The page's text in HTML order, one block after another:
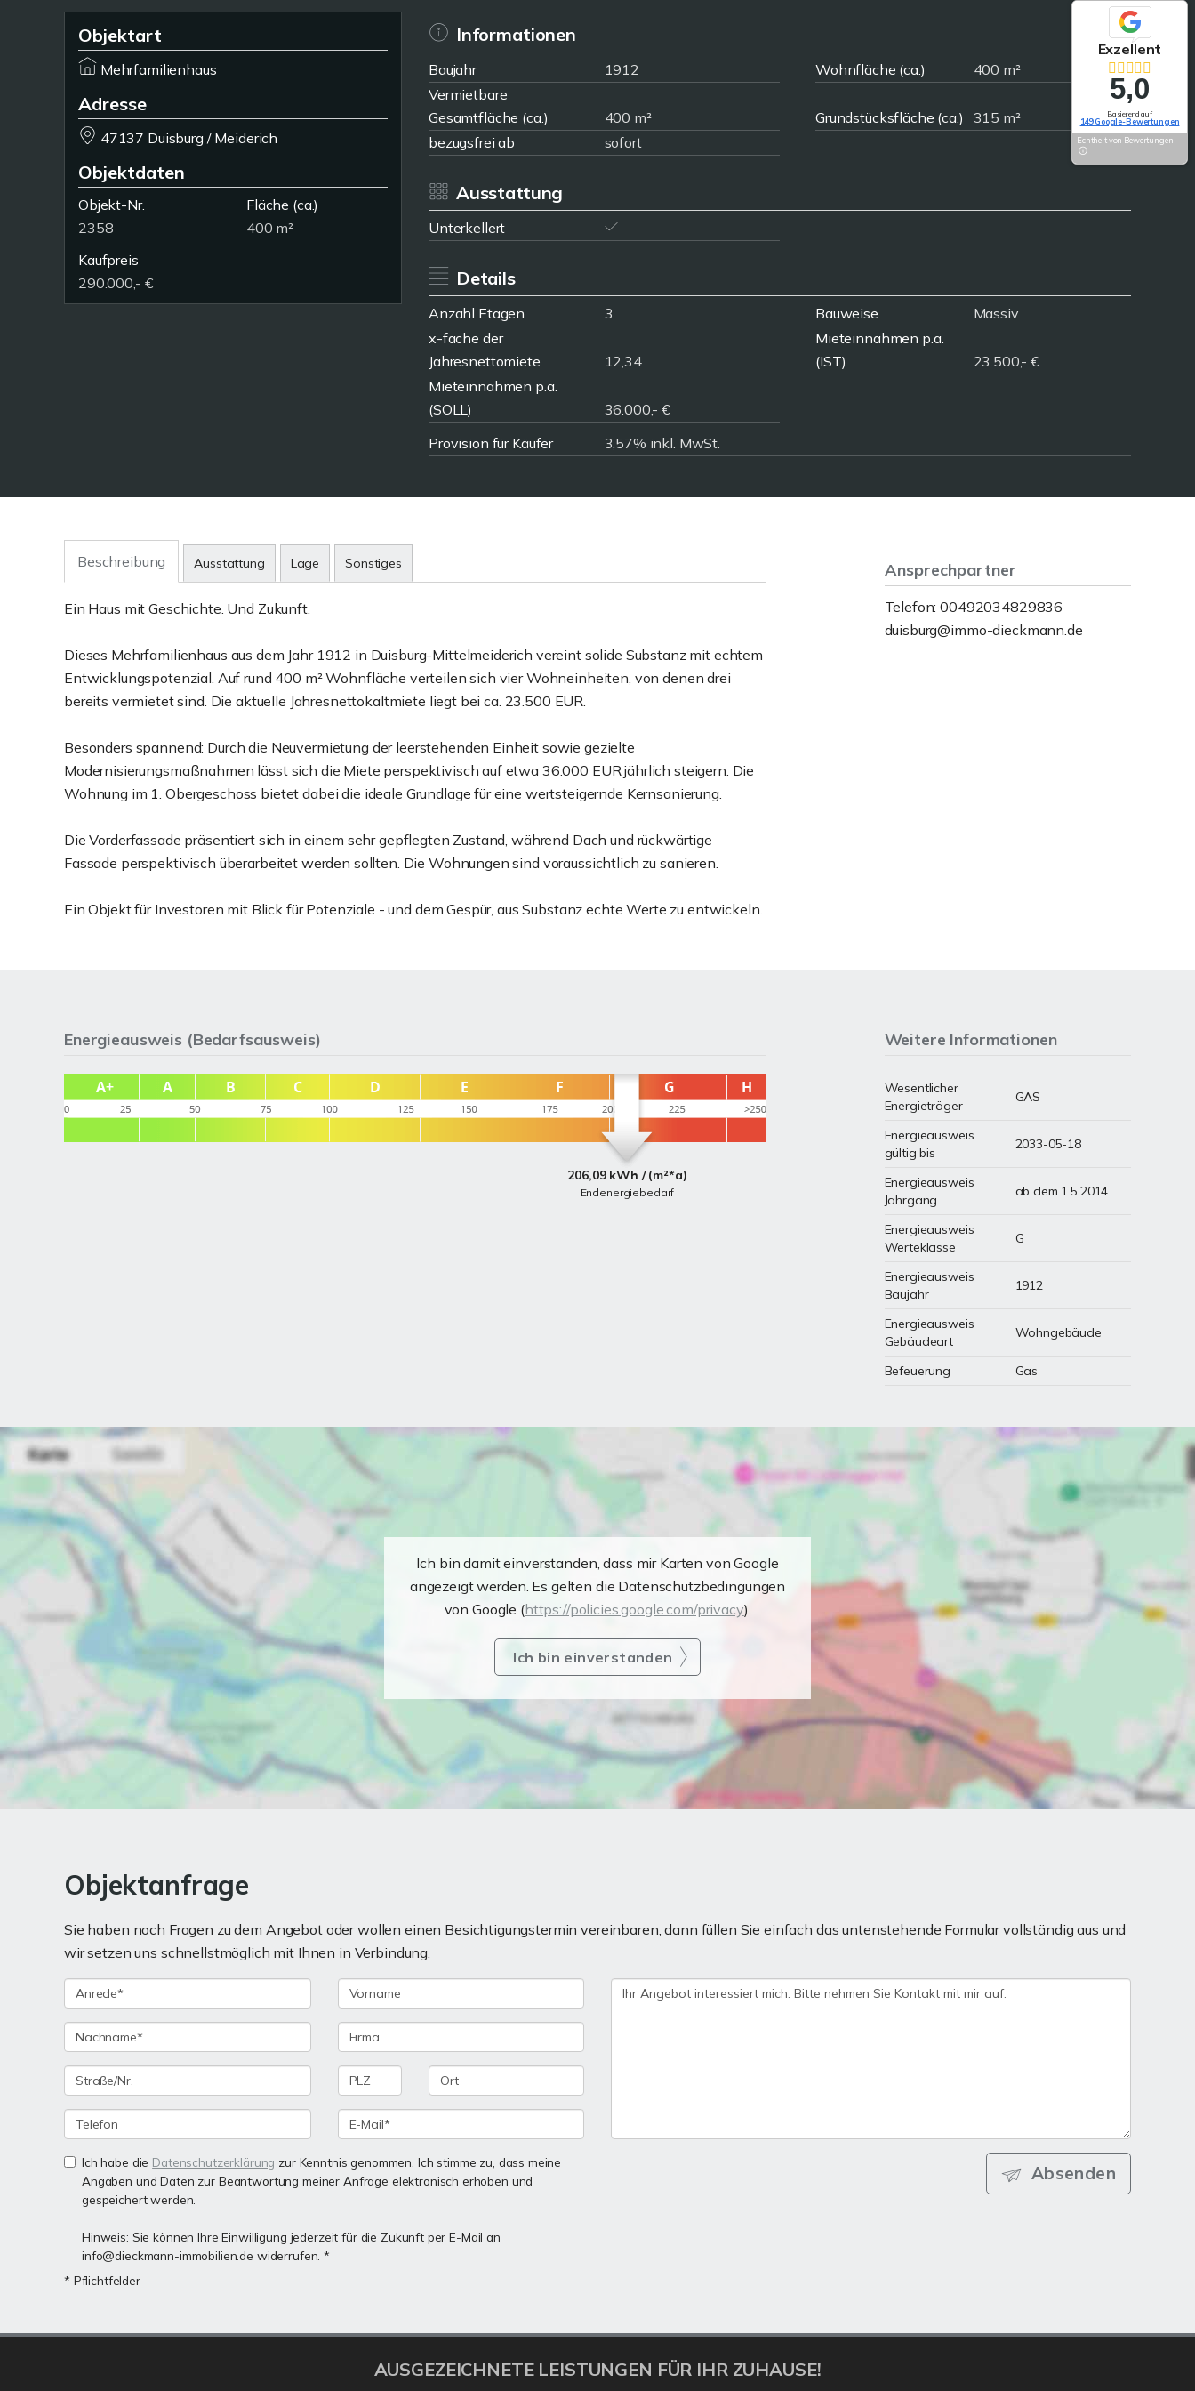
Objektart
Mehrfamilienhaus
Adresse
47137 Duisburg / Meiderich
Objektdaten
Objekt-Nr.
2358
Fläche (ca.)
400 m²
Kaufpreis
290.000,- €
Informationen
Baujahr 1912 Wohnfläche (ca.)
400 m²
Vermietbare
Gesamtfläche (ca.)
400 m² Grundstücksfläche (ca.)
315 m²
bezugsfrei ab
sofort
Ausstattung
Unterkellert
Details
Anzahl Etagen 3 Bauweise
Massiv
x-fache der
Jahresnettomiete
12,34
Mieteinnahmen p.a.
(IST)
23.500,- €
Mieteinnahmen p.a.
(SOLL)
36.000,- €
Provision für Käufer
3,57% inkl. MwSt.
Beschreibung Ausstattung Lage Sonstiges
Ein Haus mit Geschichte. Und Zukunft.
Dieses Mehrfamilienhaus aus dem Jahr 1912 in Duisburg-Mittelmeiderich vereint solide Substanz mit echtem
Entwicklungspotenzial. Auf rund 400 m² Wohnfläche verteilen sich vier Wohneinheiten, von denen drei
bereits vermietet sind. Die aktuelle Jahresnettokaltmiete liegt bei ca. 23.500 EUR.
Besonders spannend: Durch die Neuvermietung der leerstehenden Einheit sowie gezielte
Modernisierungsmaßnahmen lässt sich die Miete perspektivisch auf etwa 36.000 EUR jährlich steigern. Die
Wohnung im 1. Obergeschoss bietet dabei die ideale Grundlage für eine wertsteigernde Kernsanierung.
Die Vorderfassade präsentiert sich in einem sehr gepflegten Zustand, während Dach und rückwärtige
Fassade perspektivisch überarbeitet werden sollten. Die Wohnungen sind voraussichtlich zu sanieren.
Ein Objekt für Investoren mit Blick für Potenziale - und dem Gespür, aus Substanz echte Werte zu entwickeln.
Ansprechpartner
Telefon: 00492034829836
duisburg@immo-dieckmann.de
Energieausweis (Bedarfsausweis)
206,09 kWh / (m²*a)
Endenergiebedarf
Weitere Informationen
Wesentlicher
Energieträger
GAS
Energieausweis
gültig bis
2033-05-18
Energieausweis
Jahrgang
ab dem 1.5.2014
Energieausweis
Werteklasse
G
Energieausweis
Baujahr
1912
Energieausweis
Gebäudeart
Wohngebäude
Befeuerung Gas
Ich bin damit einverstanden, dass mir Karten von Google
angezeigt werden. Es gelten die Datenschutzbedingungen
von Google (https://policies.google.com/privacy).
Ich bin einverstanden
Objektanfrage
Sie haben noch Fragen zu dem Angebot oder wollen einen Besichtigungstermin vereinbaren, dann füllen Sie einfach das untenstehende Formular vollständig aus und
wir setzen uns schnellstmöglich mit Ihnen in Verbindung.
Ich habe die Datenschutzerklärung zur Kenntnis genommen. Ich stimme zu, dass meine
Angaben und Daten zur Beantwortung meiner Anfrage elektronisch erhoben und
gespeichert werden.
Hinweis: Sie können Ihre Einwilligung jederzeit für die Zukunft per E-Mail an
info@dieckmann-immobilien.de widerrufen. *
* Pflichtfelder
Absenden
Exzellent
5,0
Basierend auf
149 Google-Bewertungen
Echtheit von Bewertungen
AUSGEZEICHNETE LEISTUNGEN FÜR IHR ZUHAUSE!